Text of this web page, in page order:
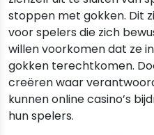
stoppen met gokken. Dit
voor spelers die zich
willen voorkomen dat ze
gokken terechtkomen.
creëren waar
kunnen online casino’s
hun spelers.